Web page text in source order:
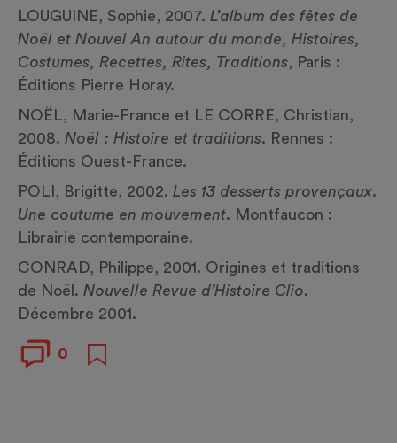
LOUGUINE, Sophie, 2007. L’album des fêtes de
Noël et Nouvel An autour du monde, Histoires,
Costumes, Recettes, Rites, Traditions, Paris :
Éditions Pierre Horay.
NOËL, Marie-France et LE CORRE, Christian,
2008. Noël : Histoire et traditions. Rennes :
Éditions Ouest-France.
POLI, Brigitte, 2002. Les 13 desserts provençaux.
Une coutume en mouvement. Montfaucon :
Librairie contemporaine.
CONRAD, Philippe, 2001. Origines et traditions
de Noël. Nouvelle Revue d’Histoire Clio.
Décembre 2001.
0